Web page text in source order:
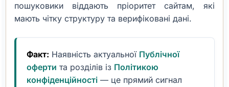
пошуковики віддають пріоритет сайтам, які
мають чітку структуру та верифіковані дані.
Факт: Наявність актуальної Публічної
оферти та розділів із Політикою
конфіденційності — це прямий сигнал